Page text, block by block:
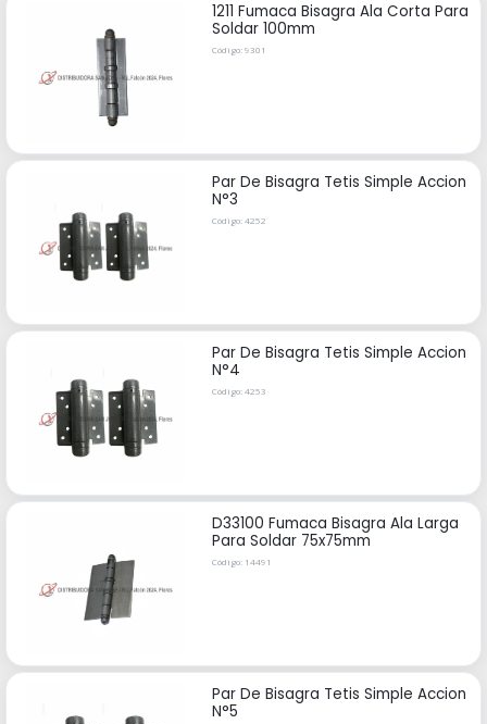
1211 Fumaca Bisagra Ala Corta Para
Soldar 100mm
Código: 9301
Par De Bisagra Tetis Simple Accion
N°3
Código: 4252
Par De Bisagra Tetis Simple Accion
N°4
Código: 4253
D33100 Fumaca Bisagra Ala Larga
Para Soldar 75x75mm
Código: 14491
Par De Bisagra Tetis Simple Accion
N°5